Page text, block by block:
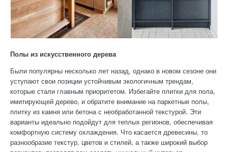
Полы из искусственного дерева
Были популярны несколько лет назад, однако в новом сезоне они
уступают свои позиции устойчивым экологичным трендам,
которые стали главным приоритетом. Избегайте плитки для пола,
имитирующей дерево, и обратите внимание на паркетные полы,
плитку из камня или бетона с необработанной текстурой. Эти
варианты идеально подойдут для теплых регионов, обеспечивая
комфортную систему охлаждения. Что касается древесины, то
разнообразие текстур, цветов и стилей, а также широкий выбор